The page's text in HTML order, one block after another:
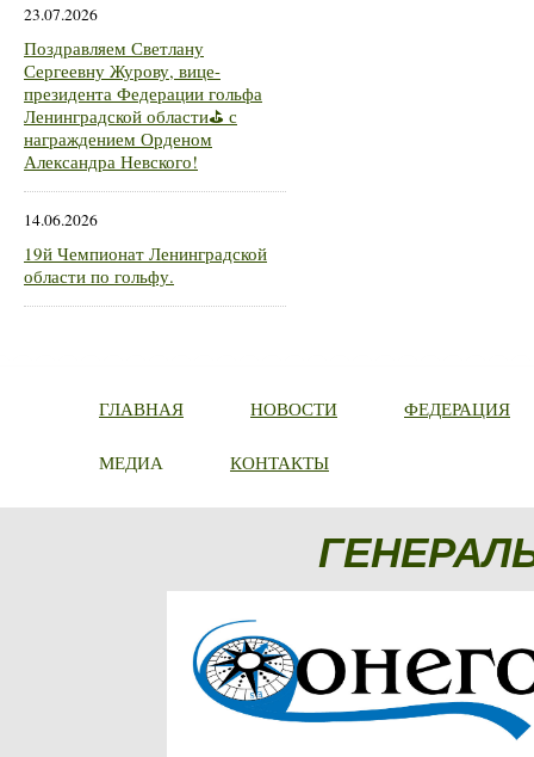
23.07.2026
Поздравляем Светлану
Сергеевну Журову, вице-
президента Федерации гольфа
Ленинградской области⛳ с
награждением Орденом
Александра Невского!
14.06.2026
19й Чемпионат Ленинградской
области по гольфу.
ГЛАВНАЯ НОВОСТИ ФЕДЕРАЦИЯ
МЕДИА КОНТАКТЫ